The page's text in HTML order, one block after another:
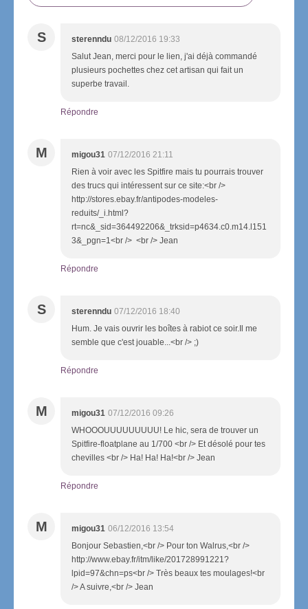
S sterenndu 08/12/2016 19:33
Salut Jean, merci pour le lien, j'ai déjà commandé
plusieurs pochettes chez cet artisan qui fait un
superbe travail.
Répondre
M migou31 07/12/2016 21:11
Rien à voir avec les Spitfire mais tu pourrais trouver
des trucs qui intéressent sur ce site:<br />
http://stores.ebay.fr/antipodes-modeles-
reduits/_i.html?
rt=nc&_sid=364492206&_trksid=p4634.c0.m14.l151
3&_pgn=1<br /> <br /> Jean
Répondre
S sterenndu 07/12/2016 18:40
Hum. Je vais ouvrir les boîtes à rabiot ce soir.Il me
semble que c'est jouable...<br /> ;)
Répondre
M migou31 07/12/2016 09:26
WHOOOUUUUUUUUU! Le hic, sera de trouver un
Spitfire-floatplane au 1/700 <br /> Et désolé pour tes
chevilles <br /> Ha! Ha! Ha!<br /> Jean
Répondre
M migou31 06/12/2016 13:54
Bonjour Sebastien,<br /> Pour ton Walrus,<br />
http://www.ebay.fr/itm/like/201728991221?
lpid=97&chn=ps<br /> Très beaux tes moulages!<br
/> A suivre,<br /> Jean